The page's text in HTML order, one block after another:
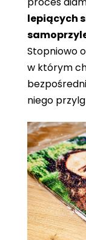
lepiących
Stopniowo
w którym
niego